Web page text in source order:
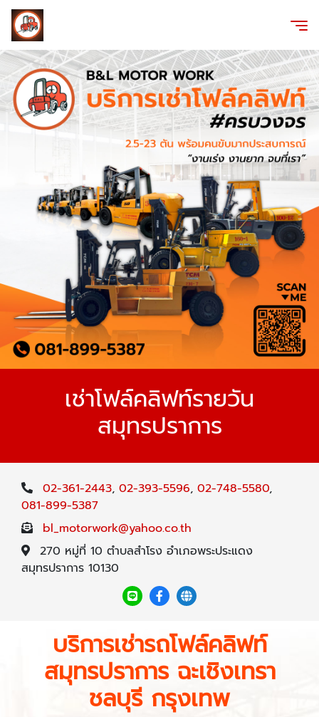
เช่าโฟล์คลิฟท์รายวัน
สมุทรปราการ
02-361-2443, 02-393-5596, 02-748-5580,
081-899-5387
bl_motorwork@yahoo.co.th
270 หมู่ที่ 10 ตำบลสำโรง อำเภอพระประแดง
สมุทรปราการ 10130
บริการเช่ารถโฟล์คลิฟท์
สมุทรปราการ ฉะเชิงเทรา
ชลบุรี กรุงเทพ